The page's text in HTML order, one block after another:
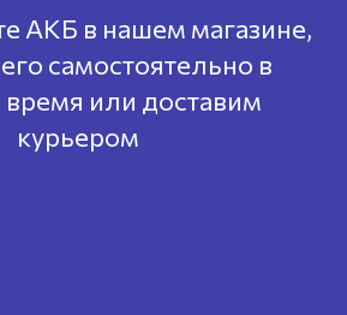
АКБ в нашем магазине,
самостоятельно в
или доставим
курьером